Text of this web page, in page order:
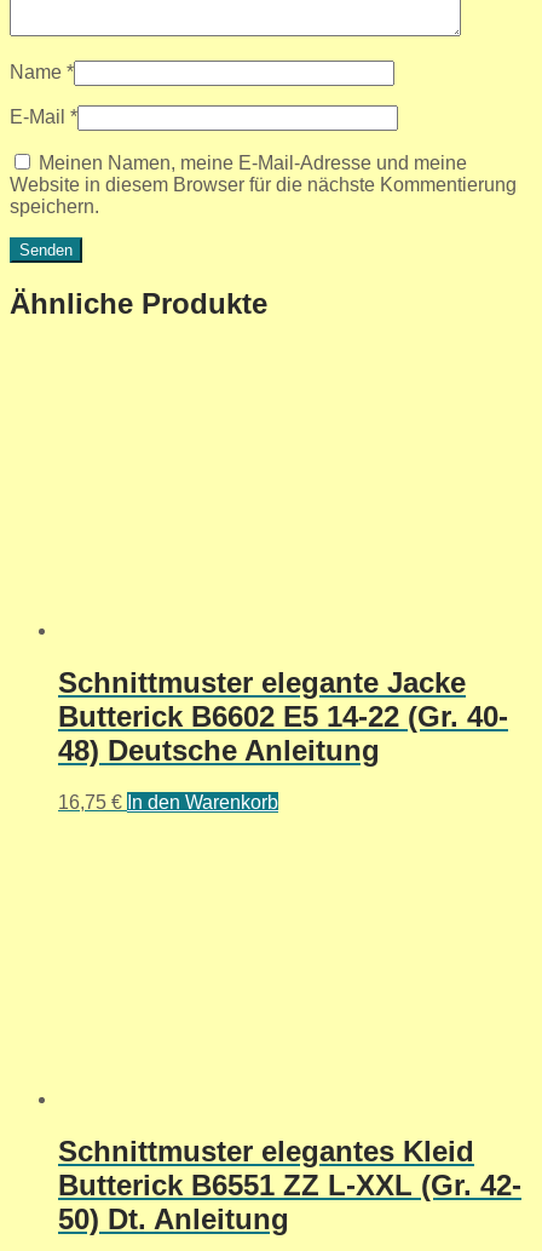
Name *
E-Mail *
Meinen Namen, meine E-Mail-Adresse und meine
Website in diesem Browser für die nächste Kommentierung
speichern.
Ähnliche Produkte
Schnittmuster elegante Jacke
Butterick B6602 E5 14-22 (Gr. 40-
48) Deutsche Anleitung
16,75 € In den Warenkorb
Schnittmuster elegantes Kleid
Butterick B6551 ZZ L-XXL (Gr. 42-
50) Dt. Anleitung